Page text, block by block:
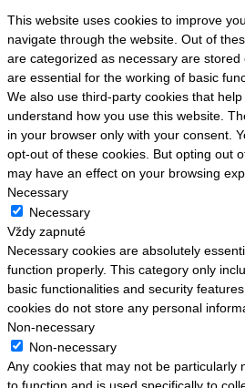
This website uses cookies to improve
navigate through the website. Out of
are categorized as necessary are
are essential for the working of basic
We also use third-party cookies that
understand how you use this website.
in your browser only with your consent.
opt-out of these cookies. But opting out
may have an effect on your browsing
Necessary
Necessary
Vždy zapnuté
Necessary cookies are absolutely
function properly. This category only
basic functionalities and security
cookies do not store any personal
Non-necessary
Non-necessary
Any cookies that may not be particularly